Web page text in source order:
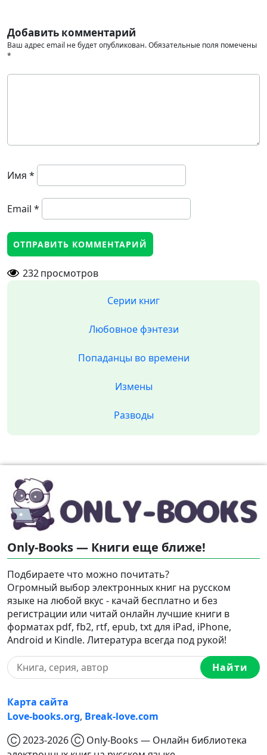
Добавить комментарий
Ваш адрес email не будет опубликован.Обязательные поля помечены
*
Имя *
Email *
232просмотров
Серии книг
Любовное фэнтези
Попаданцы во времени
Измены
Разводы
Only-Books — Книги еще ближе!
Подбираете что можно почитать?
Огромный выбор электронных книг на русском
языке на любой вкус - качай бесплатно и без
регистрации или читай онлайн лучшие книги в
форматах pdf, fb2, rtf, epub, txt для iPad, iPhone,
Android и Kindle. Литература всегда под рукой!
Найти
Карта сайта
Love-books.org, Break-love.com
Ⓒ 2023-2026 Ⓒ Only-Books — Онлайн библиотека